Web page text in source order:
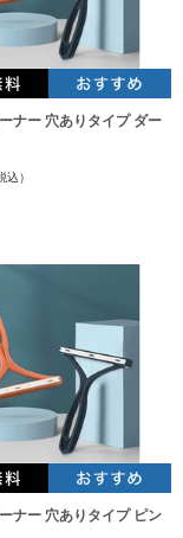
ナー 穴ありタイプ ダー
込）
ナー 穴ありタイプ ピン